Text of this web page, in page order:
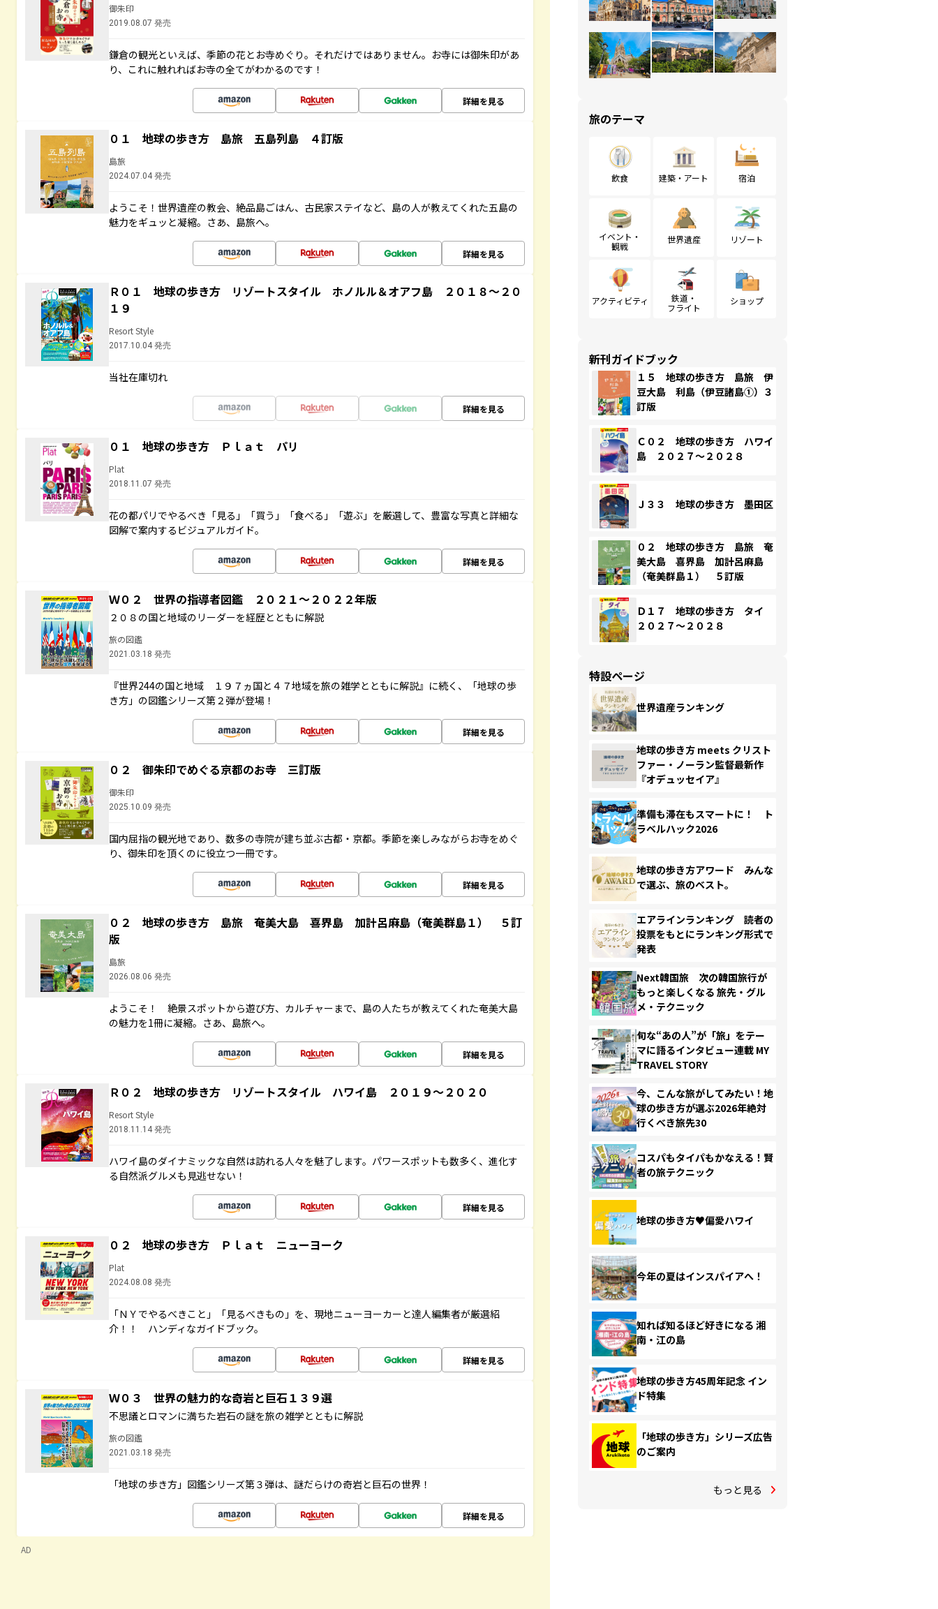
御朱印
2019.08.07 発売
鎌倉の観光といえば、季節の花とお寺めぐり。それだけではありません。お寺には御朱印があ
り、これに触れればお寺の全てがわかるのです！
詳細を見る
０１ 地球の歩き方 島旅 五島列島 ４訂版
島旅
2024.07.04 発売
ようこそ！世界遺産の教会、絶品島ごはん、古民家ステイなど、島の人が教えてくれた五島の
魅力をギュッと凝縮。さあ、島旅へ。
詳細を見る
Ｒ０１ 地球の歩き方 リゾートスタイル ホノルル＆オアフ島 ２０１８～２０
１９
Resort Style
2017.10.04 発売
当社在庫切れ
詳細を見る
０１ 地球の歩き方 Ｐｌａｔ パリ
Plat
2018.11.07 発売
花の都パリでやるべき「見る」「買う」「食べる」「遊ぶ」を厳選して、豊富な写真と詳細な
図解で案内するビジュアルガイド。
詳細を見る
Ｗ０２ 世界の指導者図鑑 ２０２１～２０２２年版
２０８の国と地域のリーダーを経歴とともに解説
旅の図鑑
2021.03.18 発売
『世界244の国と地域 １９７ヵ国と４７地域を旅の雑学とともに解説』に続く、「地球の歩
き方」の図鑑シリーズ第２弾が登場！
詳細を見る
０２ 御朱印でめぐる京都のお寺 三訂版
御朱印
2025.10.09 発売
国内屈指の観光地であり、数多の寺院が建ち並ぶ古都・京都。季節を楽しみながらお寺をめぐ
り、御朱印を頂くのに役立つ一冊です。
詳細を見る
０２ 地球の歩き方 島旅 奄美大島 喜界島 加計呂麻島（奄美群島１） ５訂
版
島旅
2026.08.06 発売
ようこそ！ 絶景スポットから遊び方、カルチャーまで、島の人たちが教えてくれた奄美大島
の魅力を1冊に凝縮。さあ、島旅へ。
詳細を見る
Ｒ０２ 地球の歩き方 リゾートスタイル ハワイ島 ２０１９～２０２０
Resort Style
2018.11.14 発売
ハワイ島のダイナミックな自然は訪れる人々を魅了します。パワースポットも数多く、進化す
る自然派グルメも見逃せない！
詳細を見る
０２ 地球の歩き方 Ｐｌａｔ ニューヨーク
Plat
2024.08.08 発売
「ＮＹでやるべきこと」「見るべきもの」を、現地ニューヨーカーと達人編集者が厳選紹
介！！ ハンディなガイドブック。
詳細を見る
Ｗ０３ 世界の魅力的な奇岩と巨石１３９選
不思議とロマンに満ちた岩石の謎を旅の雑学とともに解説
旅の図鑑
2021.03.18 発売
「地球の歩き方」図鑑シリーズ第３弾は、謎だらけの奇岩と巨石の世界！
詳細を見る
AD
旅のテーマ
飲食 建築・アート 宿泊
イベント・
観戦
世界遺産 リゾート
アクティビティ
鉄道・
フライト
ショップ
新刊ガイドブック
１５ 地球の歩き方 島旅 伊
豆大島 利島（伊豆諸島①）３
訂版
Ｃ０２ 地球の歩き方 ハワイ
島 ２０２７～２０２８
Ｊ３３ 地球の歩き方 墨田区
０２ 地球の歩き方 島旅 奄
美大島 喜界島 加計呂麻島
（奄美群島１） ５訂版
Ｄ１７ 地球の歩き方 タイ
２０２７～２０２８
特設ページ
世界遺産ランキング
地球の歩き方 meets クリスト
ファー・ノーラン監督最新作
『オデュッセイア』
準備も滞在もスマートに！ ト
ラベルハック2026
地球の歩き方アワード みんな
で選ぶ、旅のベスト。
エアラインランキング 読者の
投票をもとにランキング形式で
発表
Next韓国旅 次の韓国旅行が
もっと楽しくなる 旅先・グル
メ・テクニック
旬な“あの人”が「旅」をテー
マに語るインタビュー連載 MY
TRAVEL STORY
今、こんな旅がしてみたい！地
球の歩き方が選ぶ2026年絶対
行くべき旅先30
コスパもタイパもかなえる！賢
者の旅テクニック
地球の歩き方♥偏愛ハワイ
今年の夏はインスパイアへ！
知れば知るほど好きになる 湘
南・江の島
地球の歩き方45周年記念 イン
ド特集
「地球の歩き方」シリーズ広告
のご案内
もっと見る